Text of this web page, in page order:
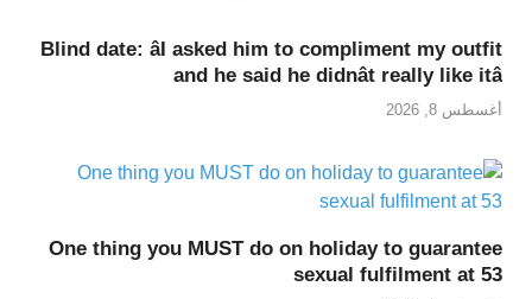
Blind date: âI asked him to compliment my outfit
and he said he didnât really like itâ
أغسطس 8, 2026
One thing you MUST do on holiday to guarantee
sexual fulfilment at 53